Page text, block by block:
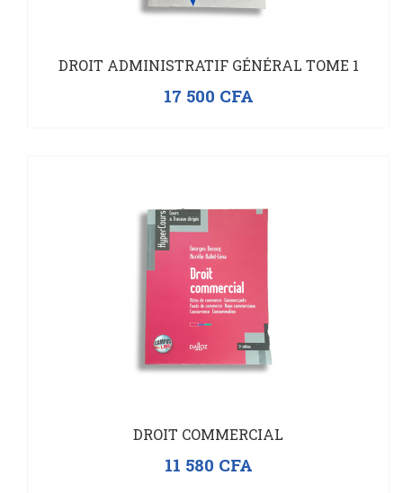
DROIT ADMINISTRATIF GÉNÉRAL TOME 1
17 500 CFA
DROIT COMMERCIAL
11 580 CFA